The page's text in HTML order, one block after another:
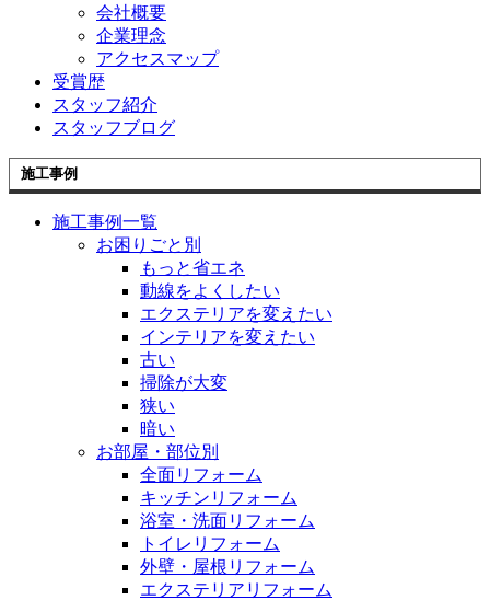
会社概要
企業理念
アクセスマップ
受賞歴
スタッフ紹介
スタッフブログ
施工事例
施工事例一覧
お困りごと別
もっと省エネ
動線をよくしたい
エクステリアを変えたい
インテリアを変えたい
古い
掃除が大変
狭い
暗い
お部屋・部位別
全面リフォーム
キッチンリフォーム
浴室・洗面リフォーム
トイレリフォーム
外壁・屋根リフォーム
エクステリアリフォーム